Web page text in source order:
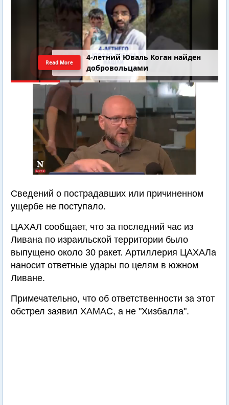
4-летний Юваль Коган найден
добровольцами
Read More
Сведений о пострадавших или причиненном
ущербе не поступало.
ЦАХАЛ сообщает, что за последний час из
Ливана по израильской территории было
выпущено около 30 ракет. Артиллерия ЦАХАЛа
наносит ответные удары по целям в южном
Ливане.
Примечательно, что об ответственности за этот
обстрел заявил ХАМАС, а не "Хизбалла".